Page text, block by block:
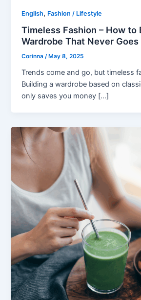
English, Fashion / Lifestyle
Timeless Fashion – How to
Wardrobe That Never
Corinna/ May 8, 2025
Trends come and go, but timeless
Building a wardrobe based on
only saves you money […]